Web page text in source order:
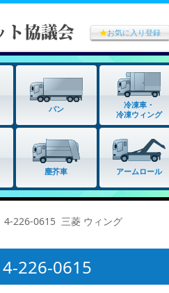
★お気に入り登録
バン
冷凍車・
冷凍ウィング
塵芥車 アームロール
4-226-0615 三菱 ウィング
226-0615